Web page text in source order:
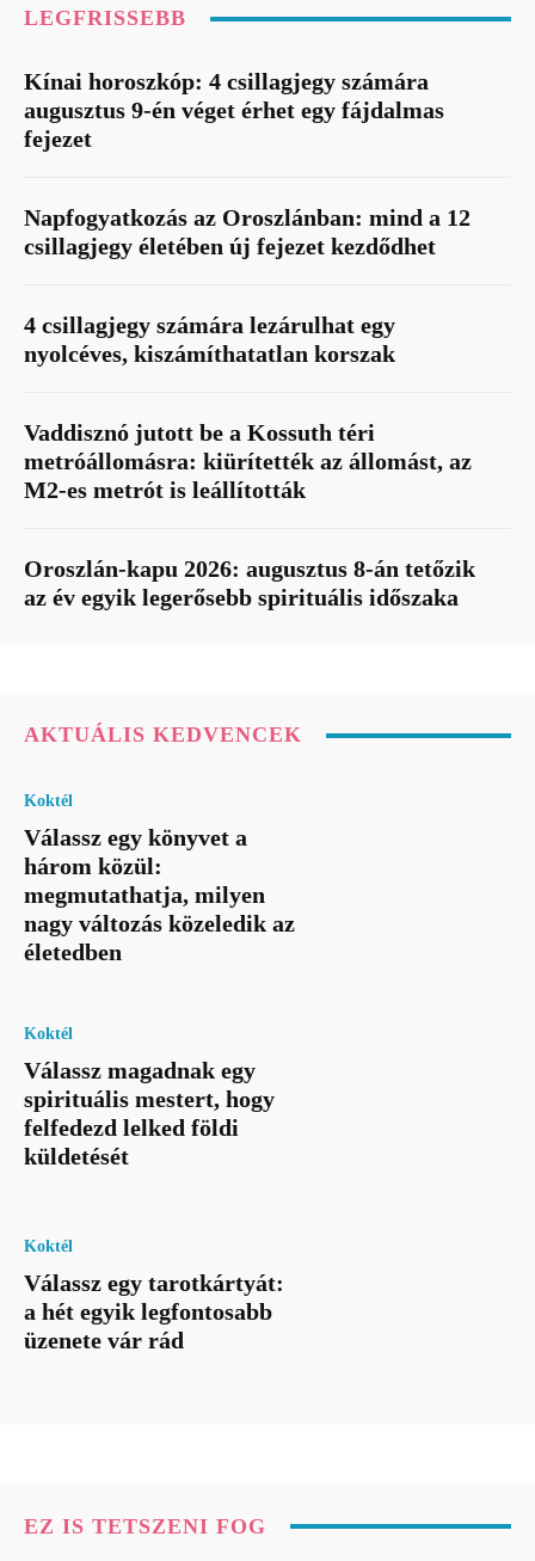
LEGFRISSEBB
Kínai horoszkóp: 4 csillagjegy számára
augusztus 9-én véget érhet egy fájdalmas
fejezet
Napfogyatkozás az Oroszlánban: mind a 12
csillagjegy életében új fejezet kezdődhet
4 csillagjegy számára lezárulhat egy
nyolcéves, kiszámíthatatlan korszak
Vaddisznó jutott be a Kossuth téri
metróállomásra: kiürítették az állomást, az
M2-es metrót is leállították
Oroszlán-kapu 2026: augusztus 8-án tetőzik
az év egyik legerősebb spirituális időszaka
AKTUÁLIS KEDVENCEK
Koktél
Válassz egy könyvet a
három közül:
megmutathatja, milyen
nagy változás közeledik az
életedben
Koktél
Válassz magadnak egy
spirituális mestert, hogy
felfedezd lelked földi
küldetését
Koktél
Válassz egy tarotkártyát:
a hét egyik legfontosabb
üzenete vár rád
EZ IS TETSZENI FOG